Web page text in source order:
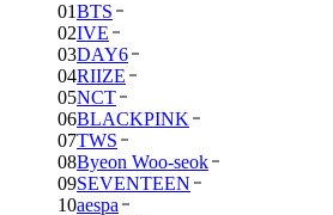
01BTS
02IVE
03DAY6
04RIIZE
05NCT
06BLACKPINK
07TWS
08Byeon Woo-seok
09SEVENTEEN
10aespa